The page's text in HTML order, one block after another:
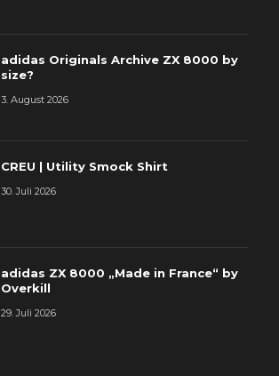
adidas Originals Archive ZX 8000 by
size?
3. August 2026
CREU | Utility Smock Shirt
30. Juli 2026
adidas ZX 8000 „Made in France“ by
Overkill
29. Juli 2026